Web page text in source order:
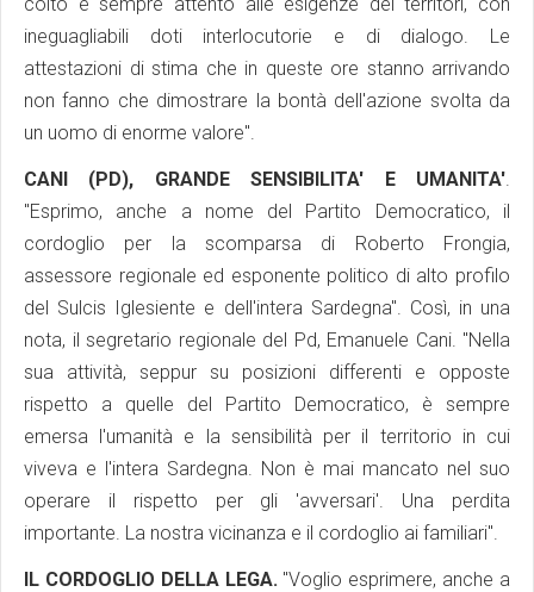
ineguagliabili doti interlocutorie e di dialogo. Le
attestazioni di stima che in queste ore stanno arrivando
non fanno che dimostrare la bontà dell'azione svolta da
un uomo di enorme valore".
CANI (PD), GRANDE SENSIBILITA' E UMANITA'
"Esprimo, anche a nome del Partito Democratico, il
cordoglio per la scomparsa di Roberto Frongia,
assessore regionale ed esponente politico di alto profilo
del Sulcis Iglesiente e dell'intera Sardegna". Così, in una
nota, il segretario regionale del Pd, Emanuele Cani. "Nella
sua attività, seppur su posizioni differenti e opposte
rispetto a quelle del Partito Democratico, è sempre
emersa l'umanità e la sensibilità per il territorio in cui
viveva e l'intera Sardegna. Non è mai mancato nel suo
operare il rispetto per gli 'avversari'. Una perdita
importante. La nostra vicinanza e il cordoglio ai familiari".
IL CORDOGLIO DELLA LEGA. "Voglio esprimere, anche a